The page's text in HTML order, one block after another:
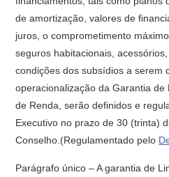
de amortização, valores de
juros, o comprometimento
seguros habitacionais,
condições dos subsídios a serem
operacionalização da Garantia
de Renda, serão definidos e
Executivo no prazo de 30 (trinta)
Conselho. (Regulamentado pelo
Parágrafo único – A garantia de